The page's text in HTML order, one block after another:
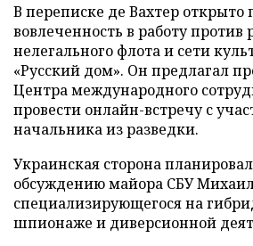
В переписке де Вахтер открыто
вовлеченность в работу против
нелегального флота и сети
«Русский дом». Он предлагал
Центра международного
провести онлайн-встречу с
начальника из разведки.
Украинская сторона
обсуждению майора СБУ
специализирующегося на
шпионаже и диверсионной